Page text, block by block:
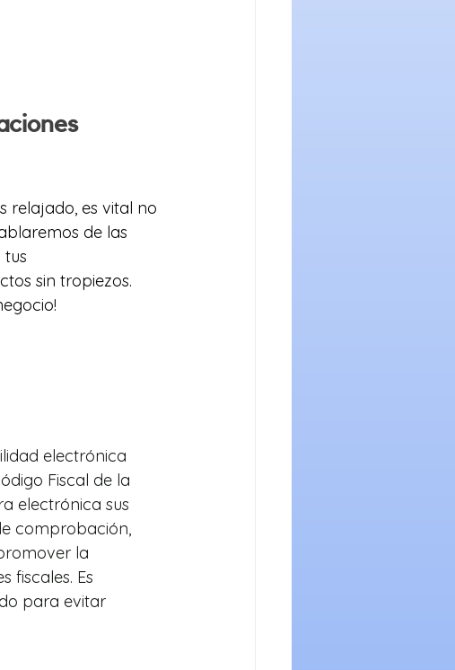
relajado, es vital no
de las
sin tropiezos.
electrónica
Fiscal de la
electrónica sus
comprobación,
la
fiscales. Es
para evitar